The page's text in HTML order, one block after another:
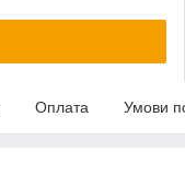
Оплата Умови